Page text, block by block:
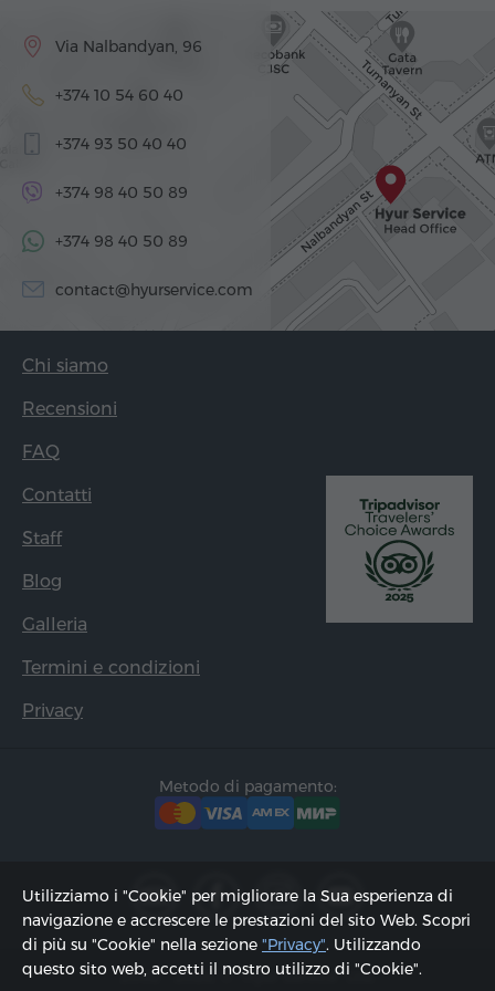
Via Nalbandyan, 96
+374 10 54 60 40
+374 93 50 40 40
+374 98 40 50 89
+374 98 40 50 89
contact@hyurservice.com
Chi siamo
Recensioni
FAQ
Contatti
Staff
Blog
Galleria
Termini e condizioni
Privacy
Metodo di pagamento:
2002 - 2026, © "Hyur Service" Ltd;
Utilizziamo i "Cookie" per migliorare la Sua esperienza di
navigazione e accrescere le prestazioni del sito Web. Scopri
di più su "Cookie" nella sezione "Privacy". Utilizzando
questo sito web, accetti il ​​nostro utilizzo di "Cookie".